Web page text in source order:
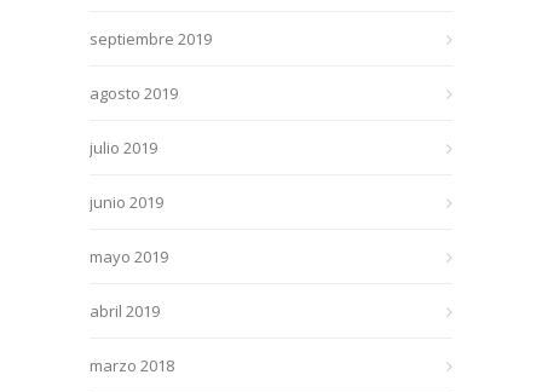
septiembre 2019
agosto 2019
julio 2019
junio 2019
mayo 2019
abril 2019
marzo 2018